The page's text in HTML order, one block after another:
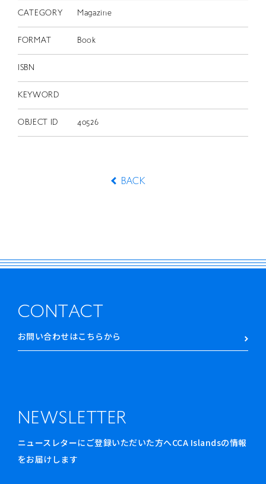
CATEGORY Magazine
FORMAT Book
ISBN
KEYWORD
OBJECT ID 40526
BACK
CONTACT
お問い合わせはこちらから
NEWSLETTER
ニュースレターにご登録いただいた方へCCA Islandsの情報
をお届けします